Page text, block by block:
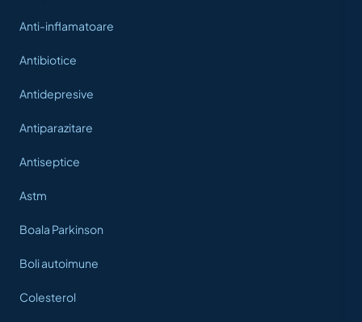
Anti-inflamatoare
Antibiotice
Antidepresive
Antiparazitare
Antiseptice
Astm
Boala Parkinson
Boli autoimune
Colesterol